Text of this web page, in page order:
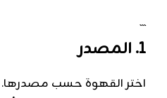
اختر القهوة حسب مصدرها.